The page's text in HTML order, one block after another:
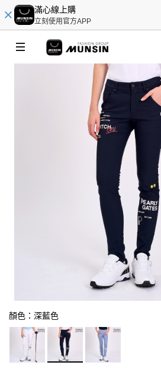
滿心線上購
立刻使用官方APP
顏色：深藍色